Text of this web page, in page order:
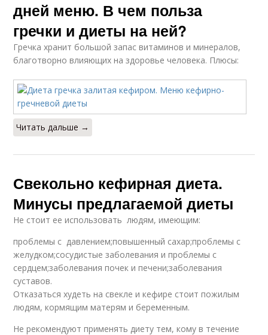
дней меню. В чем польза
гречки и диеты на ней?
Гречка хранит большой запас витаминов и минералов,
благотворно влияющих на здоровье человека. Плюсы:
Читать дальше →
Свекольно кефирная диета.
Минусы предлагаемой диеты
Не стоит ее использовать людям, имеющим:
проблемы с давлением;повышенный сахар;проблемы с
желудком;сосудистые заболевания и проблемы с
сердцем;заболевания почек и печени;заболевания
суставов.
Отказаться худеть на свекле и кефире стоит пожилым
людям, кормящим матерям и беременным.
Не рекомендуют применять диету тем, кому в течение